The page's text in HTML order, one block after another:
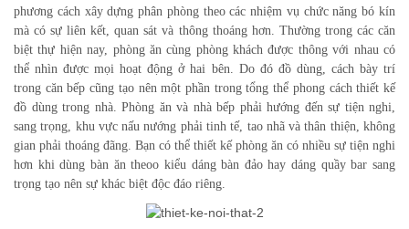
phương cách xây dựng phân phòng theo các nhiệm vụ chức năng bó kín
mà có sự liên kết, quan sát và thông thoáng hơn. Thường trong các căn
biệt thự hiện nay, phòng ăn cùng phòng khách được thông với nhau có
thể nhìn được mọi hoạt động ở hai bên. Do đó đồ dùng, cách bày trí
trong căn bếp cũng tạo nên một phần trong tổng thể phong cách thiết kế
đồ dùng trong nhà. Phòng ăn và nhà bếp phải hướng đến sự tiện nghi,
sang trọng, khu vực nấu nướng phải tinh tế, tao nhã và thân thiện, không
gian phải thoáng đãng. Bạn có thể thiết kế phòng ăn có nhiều sự tiện nghi
hơn khi dùng bàn ăn theoo kiểu dáng bàn đảo hay dáng quầy bar sang
trọng tạo nên sự khác biệt độc đáo riêng.